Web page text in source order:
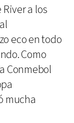
a los
eco en todo
Como
Conmebol
mucha